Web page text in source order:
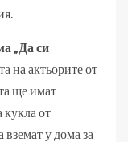
„Да си
на актьорите от
ще имат
кукла от
у дома за